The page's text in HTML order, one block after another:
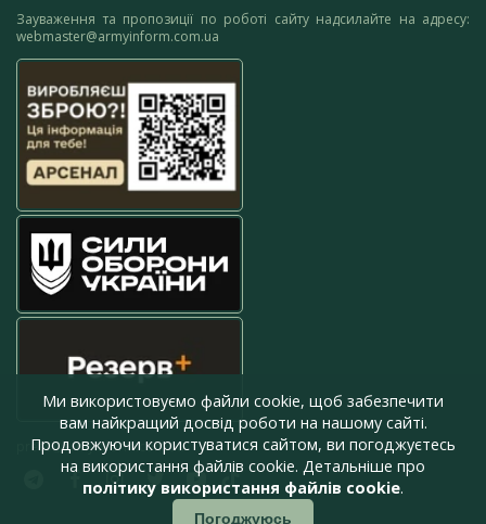
Зауваження та пропозиції по роботі сайту надсилайте на адресу:
webmaster@armyinform.com.ua
press@armyinform.com.ua
Ми використовуємо файли cookie, щоб забезпечити
вам найкращий досвід роботи на нашому сайті.
Продовжуючи користуватися сайтом, ви погоджуєтесь
на використання файлів cookie. Детальніше про
політику використання файлів cookie.
Погоджуюсь